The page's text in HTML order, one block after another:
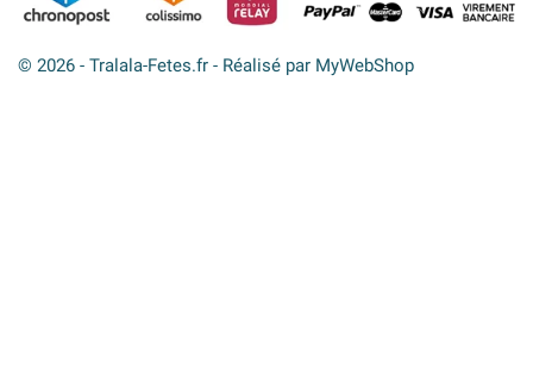
© 2026 - Tralala-Fetes.fr - Réalisé par MyWebShop